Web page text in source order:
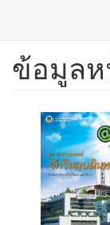
ข้าม
ข้อมูลห